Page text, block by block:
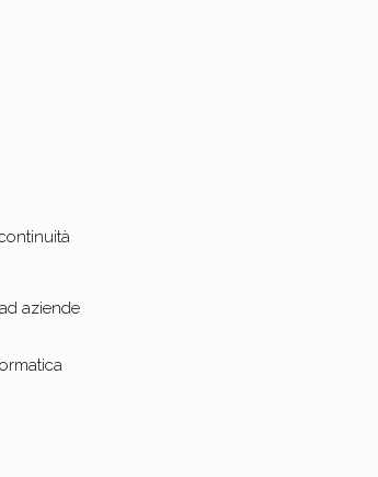
aziende